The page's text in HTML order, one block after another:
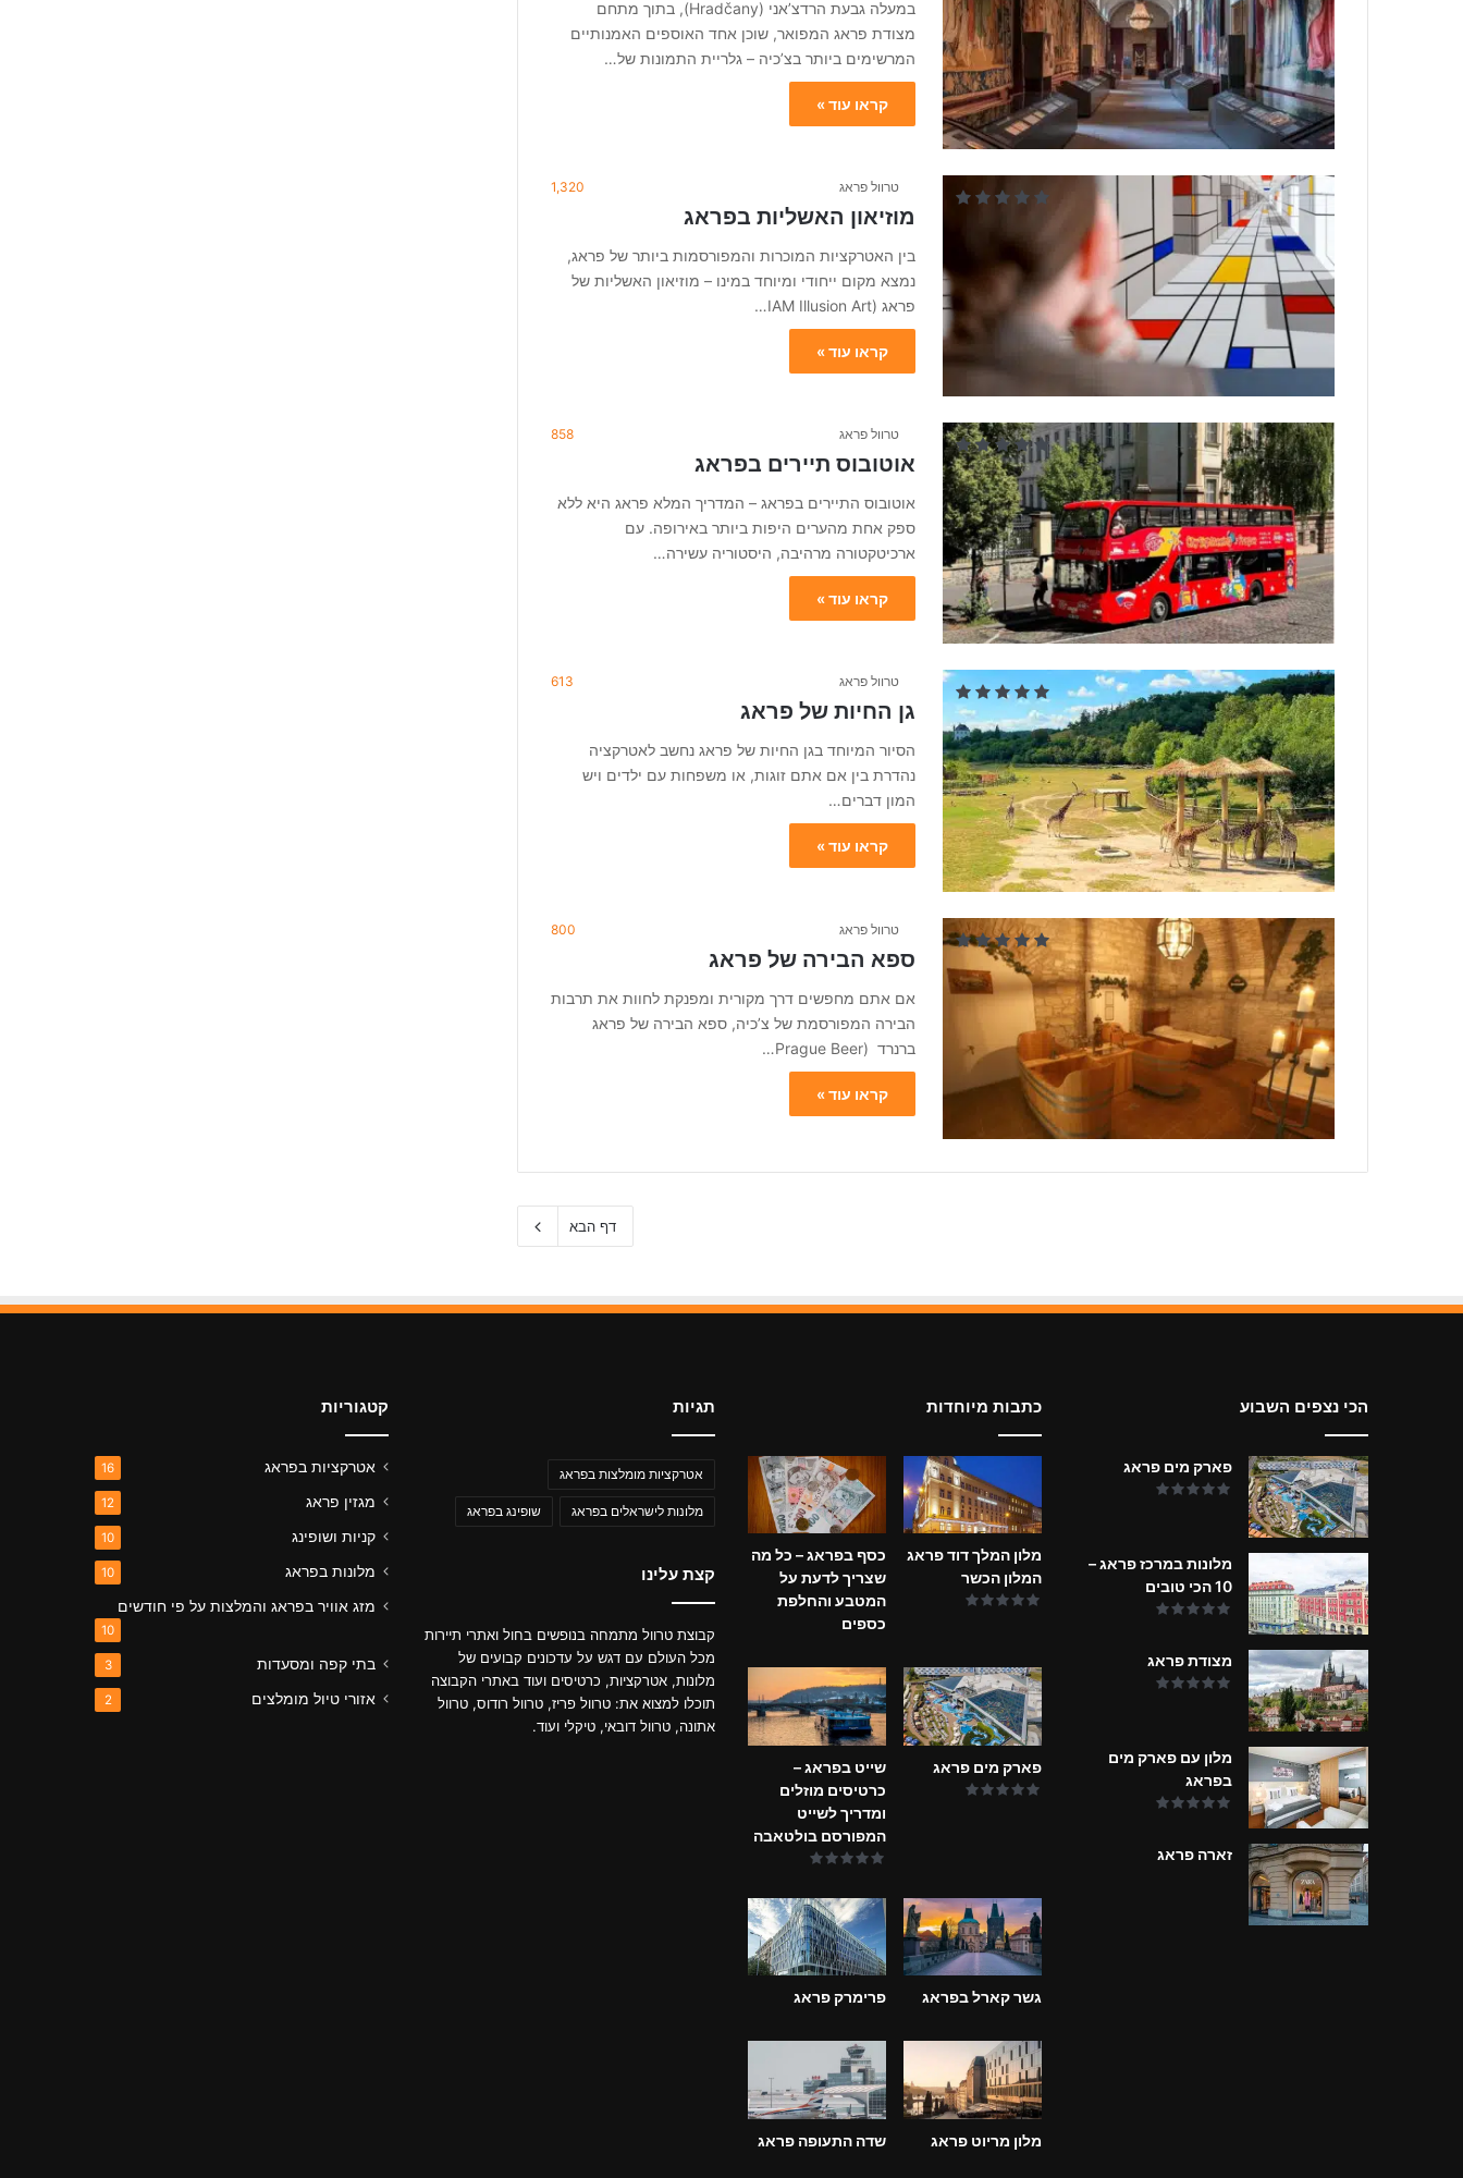
במעלה גבעת הרדצ’אני (Hradčany), בתוך מתחם
מצודת פראג המפואר, שוכן אחד האוספים האמנותיים
המרשימים ביותר בצ’כיה – גלריית התמונות של…
קראו עוד »
טרוול פראג 1,320
מוזיאון האשליות בפראג
בין האטרקציות המוכרות והמפורסמות ביותר של פראג,
נמצא מקום ייחודי ומיוחד במינו – מוזיאון האשליות של
פראג (IAM Illusion Art…
קראו עוד »
טרוול פראג 858
אוטובוס תיירים בפראג
אוטובוס התיירים בפראג – המדריך המלא פראג היא ללא
ספק אחת מהערים היפות ביותר באירופה. עם
ארכיטקטורה מרהיבה, היסטוריה עשירה…
קראו עוד »
טרוול פראג 613
גן החיות של פראג
הסיור המיוחד בגן החיות של פראג נחשב לאטרקציה
נהדרת בין אם אתם זוגות, או משפחות עם ילדים ויש
המון דברים…
קראו עוד »
טרוול פראג 800
ספא הבירה של פראג
אם אתם מחפשים דרך מקורית ומפנקת לחוות את תרבות
הבירה המפורסמת של צ’כיה, ספא הבירה של פראג
ברנרד (Prague Beer…
קראו עוד »
דף הבא
הכי נצפים השבוע
פארק מים פראג
מלונות במרכז פראג –
10 הכי טובים
מצודת פראג
מלון עם פארק מים
בפראג
זארה פראג
כתבות מיוחדות
מלון המלך דוד פראג
המלון הכשר
כסף בפראג – כל מה
שצריך לדעת על
המטבע והחלפת
כספים
פארק מים פראג
שייט בפראג –
כרטיסים מוזלים
ומדריך לשייט
המפורסם בולטאבה
גשר קארל בפראג פרימרק פראג
מלון מריוט פראג שדה התעופה פראג
תגיות
אטרקציות מומלצות בפראג
מלונות לישראלים בפראג שופינג בפראג
קצת עלינו
קבוצת טרוול מתמחה בנופשים בחול ואתרי תיירות
מכל העולם עם דגש על עדכונים קבועים של
מלונות, אטרקציות, כרטיסים ועוד באתרי הקבוצה
תוכלו למצוא את: טרוול פריז, טרוול רודוס, טרוול
אתונה, טרוול דובאי, טיקלי ועוד.
קטגוריות
אטרקציות בפראג 16
מגזין פראג 12
קניות ושופינג 10
מלונות בפראג 10
מזג אוויר בפראג והמלצות על פי חודשים
10
בתי קפה ומסעדות 3
אזורי טיול מומלצים 2